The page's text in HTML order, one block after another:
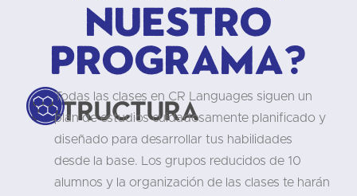
nuestro
programa?
Estructura
Todas las clases en CR Languages siguen un
plan de estudios cuidadosamente planificado y
diseñado para desarrollar tus habilidades
desde la base. Los grupos reducidos de 10
alumnos y la organización de las clases te harán